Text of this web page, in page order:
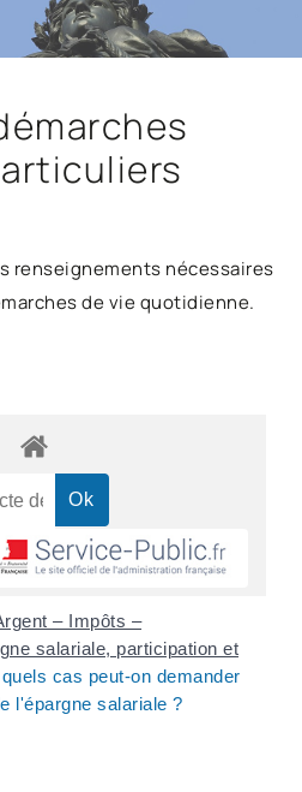
renseignements nécessaires
de vie quotidienne.
– Impôts –
salariale, participation et
cas peut-on demander
l'épargne salariale ?